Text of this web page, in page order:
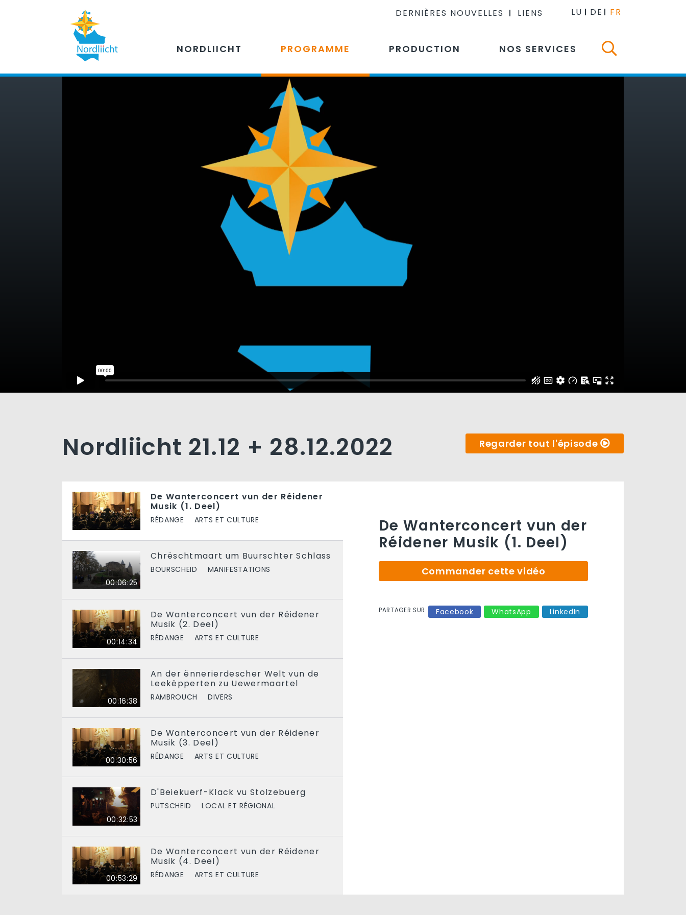
DERNIÈRES NOUVELLES LIENS LU DE FR
NORDLIICHT PROGRAMME PRODUCTION NOS SERVICES
Nordliicht 21.12 + 28.12.2022 Regarder tout l'épisode
De Wanterconcert vun der Réidener
Musik (1. Deel)
RÉDANGE ARTS ET CULTURE
00:06:25
Chrëschtmaart um Buurschter Schlass
BOURSCHEID MANIFESTATIONS
00:14:34
De Wanterconcert vun der Réidener
Musik (2. Deel)
RÉDANGE ARTS ET CULTURE
00:16:38
An der ënnerierdescher Welt vun de
Leekëpperten zu Uewermaartel
RAMBROUCH DIVERS
00:30:56
De Wanterconcert vun der Réidener
Musik (3. Deel)
RÉDANGE ARTS ET CULTURE
00:32:53
D'Beiekuerf-Klack vu Stolzebuerg
PUTSCHEID LOCAL ET RÉGIONAL
00:53:29
De Wanterconcert vun der Réidener
Musik (4. Deel)
RÉDANGE ARTS ET CULTURE
De Wanterconcert vun der
Réidener Musik (1. Deel)
Commander cette vidéo
PARTAGER SUR Facebook WhatsApp LinkedIn